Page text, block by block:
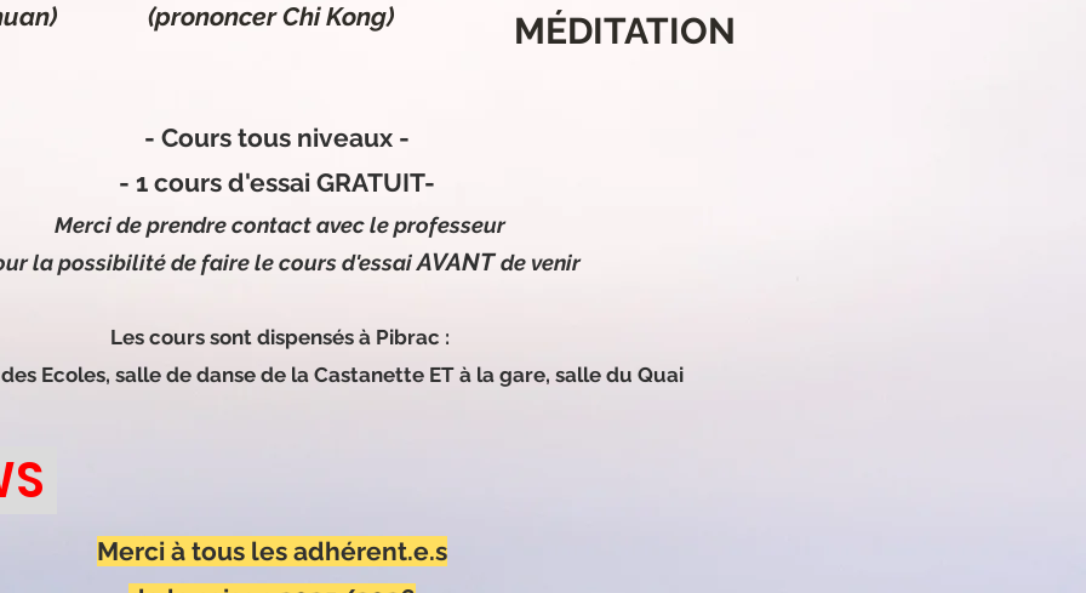
- Cours tous niveaux -
Merci de prendre contact avec le professeur
Les cours sont dispensés à Pibrac :
Ecoles,salle de danse de la Castanette ET à la gare, salle du Quai
votre enthousiasme et votre participation !
(prononcer Chi Kong)
MÉDITATION
- Cours tous niveaux -
- 1 cours d'essai GRATUIT-
Merci de prendre contact avec le professeur
la possibilité de faire le cours d'essaiAVANTde venir
Les cours sont dispensés à Pibrac :
Ecoles, salle de danse de la Castanette ET à la gare, salle du Quai
Merci à tous les adhérent.e.s